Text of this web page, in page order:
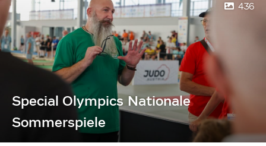
436
Special Olympics Nationale
Sommerspiele